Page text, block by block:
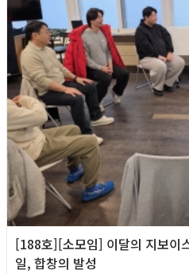
[188호][소모임] 이달의 지보이
일, 합창의 발성